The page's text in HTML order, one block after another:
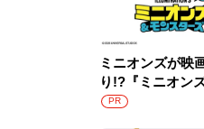
ミニオンズが映
り!?『ミニオン
PR